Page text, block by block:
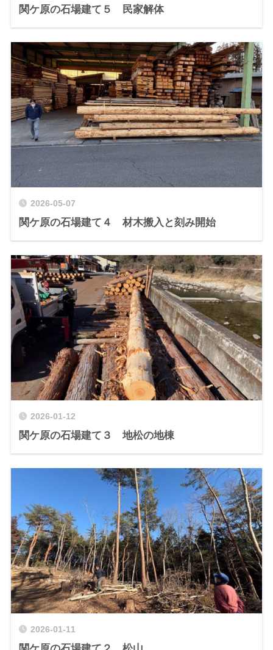
関ケ原の石場建て５ 民家解体
2026-05-07
関ケ原の石場建て４ 材木搬入と刻み開始
2026-01-12
関ケ原の石場建て３ 地松の地棟
2026-01-11